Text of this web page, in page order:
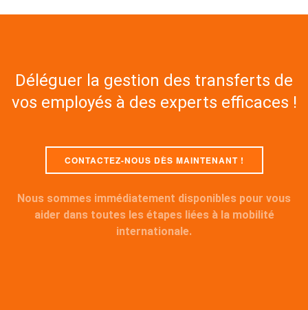
Déléguer la gestion des transferts de
vos employés à des experts efficaces !
CONTACTEZ-NOUS DÈS MAINTENANT !
Nous sommes immédiatement disponibles pour vous
aider dans toutes les étapes liées à la mobilité
internationale.